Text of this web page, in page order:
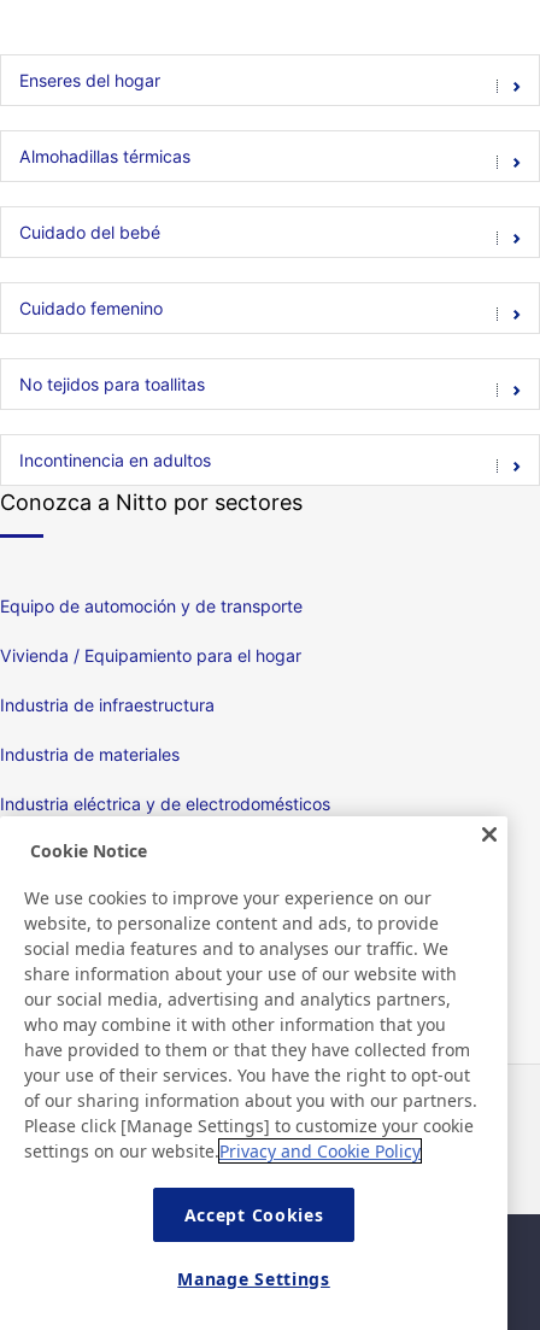
Enseres del hogar
Almohadillas térmicas
Cuidado del bebé
Cuidado femenino
No tejidos para toallitas
Incontinencia en adultos
Conozca a Nitto por sectores
Equipo de automoción y de transporte
Vivienda / Equipamiento para el hogar
Industria de infraestructura
Industria de materiales
Industria eléctrica y de electrodomésticos
Pantallas
Aparatos electrónicos
Médico
Productos y máquinas de embalaje
Artículos de consumo / Productos de cuidado personal
Noticias
Contacto
Preguntas frecuentes
Política de privacidad
Política de seguridad de la
Cookie Notice
We use cookies to improve your experience on our
website, to personalize content and ads, to provide
social media features and to analyses our traffic. We
share information about your use of our website with
our social media, advertising and analytics partners,
who may combine it with other information that you
have provided to them or that they have collected from
your use of their services. You have the right to opt-out
of our sharing information about you with our partners.
Please click [Manage Settings] to customize your cookie
settings on our website.Privacy and Cookie Policy
Accept Cookies
Manage Settings